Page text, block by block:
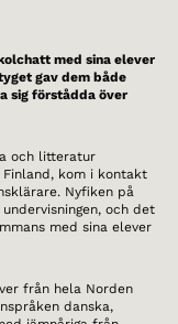
med sina elever
gav dem både
sig förstådda över
och litteratur
kom i kontakt
Nyfiken på
och det
med sina elever
från hela Norden
danska,